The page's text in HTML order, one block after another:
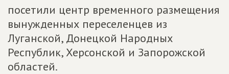
посетили центр временного размещения
вынужденных переселенцев из
Луганской, Донецкой Народных
Республик, Херсонской и Запорожской
областей.